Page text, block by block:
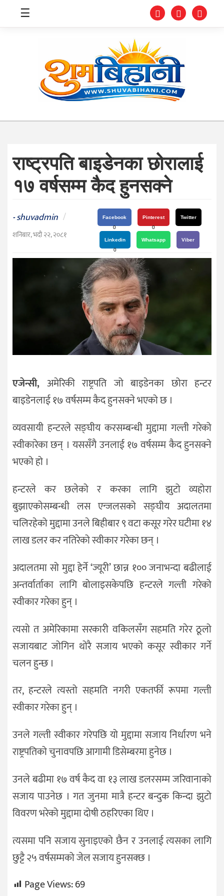
स्वास्थ्य
संघीय
प्रविधि
जीवनशैली
दर्शन
संस्कृति
☰
राष्ट्रपति बाइडेनका छोरालाई
१७ वर्षसम्म कैद हुनसक्ने
-shuvadmin /
शनिबार, भदौ २२, २०८१
Facebook
0
Pinterest
0
Twitter
Linkedin
0
Whatsapp Viber
एजेन्सी, अमेरिकी राष्ट्रपति जो बाइडेनका छोरा हन्टर
बाइडेनलाई १७ वर्षसम्म कैद हुनसक्ने भएको छ ।
व्यवसायी हन्टरले सङ्घीय करसम्बन्धी मुद्दामा गल्ती गरेको
स्वीकारेका छन् । यससँगै उनलाई १७ वर्षसम्म कैद हुनसक्ने
भएको हो ।
हन्टरले कर छलेको र करका लागि झुटो व्यहोरा
बुझाएकोसम्बन्धी लस एन्जलसको सङ्घीय अदालतमा
चलिरहेको मुद्दामा उनले बिहीबार ९ वटा कसूर गरेर घटीमा १४
लाख डलर कर नतिरेको स्वीकार गरेका छन् ।
अदालतमा सो मुद्दा हेर्ने ‘ज्यूरी’ छान्न १०० जनाभन्दा बढीलाई
अन्तर्वार्ताका लागि बोलाइसकेपछि हन्टरले गल्ती गरेको
स्वीकार गरेका हुन् ।
त्यसो त अमेरिकामा सरकारी वकिलसँग सहमति गरेर ठूलो
सजायबाट जोगिन थोरै सजाय भएको कसूर स्वीकार गर्ने
चलन हुन्छ ।
तर, हन्टरले त्यस्तो सहमति नगरी एकतर्फी रूपमा गल्ती
स्वीकार गरेका हुन् ।
उनले गल्ती स्वीकार गरेपछि यो मुद्दामा सजाय निर्धारण भने
राष्ट्रपतिको चुनावपछि आगामी डिसेम्बरमा हुनेछ ।
उनले बढीमा १७ वर्ष कैद वा १३ लाख डलरसम्म जरिवानाको
सजाय पाउनेछ । गत जुनमा मात्रै हन्टर बन्दुक किन्दा झुटो
विवरण भरेको मुद्दामा दोषी ठहरिएका थिए ।
त्यसमा पनि सजाय सुनाइएको छैन र उनलाई त्यसका लागि
छुट्टै २५ वर्षसम्मको जेल सजाय हुनसक्छ ।
Page Views:69